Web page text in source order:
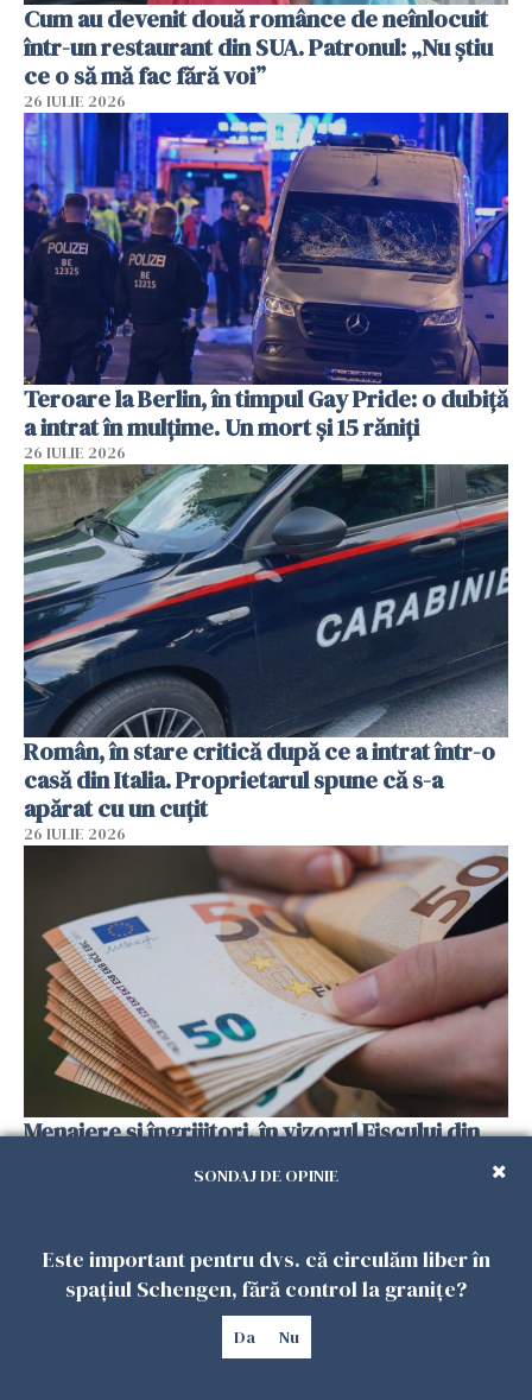
Cum au devenit două românce de neînlocuit
într-un restaurant din SUA. Patronul: „Nu știu
ce o să mă fac fără voi”
26 IULIE 2026
Teroare la Berlin, în timpul Gay Pride: o dubiță
a intrat în mulțime. Un mort și 15 răniți
26 IULIE 2026
Român, în stare critică după ce a intrat într-o
casă din Italia. Proprietarul spune că s-a
apărat cu un cuțit
26 IULIE 2026
Menajere și îngrijitori, în vizorul Fiscului din
ascunși de autoritățiSONDAJ DE OPINIE
Este important pentru dvs. că circulăm liber în
spațiul Schengen, fără control la granițe?
Da Nu